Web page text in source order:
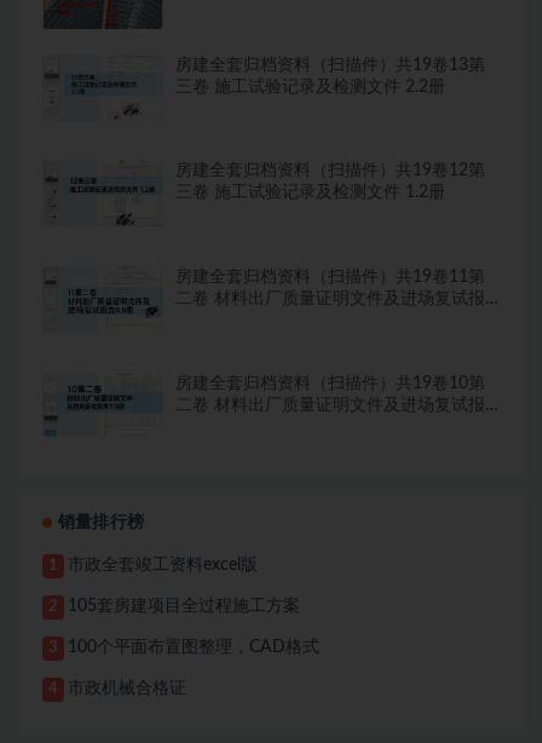
房建全套归档资料（扫描件）共19卷13第
三卷 施工试验记录及检测文件 2.2册
房建全套归档资料（扫描件）共19卷12第
三卷 施工试验记录及检测文件 1.2册
房建全套归档资料（扫描件）共19卷11第
二卷 材料出厂质量证明文件及进场复试报
房建全套归档资料（扫描件）共19卷10第
二卷 材料出厂质量证明文件及进场复试报
销量排行榜
1 市政全套竣工资料excel版
2 105套房建项目全过程施工方案
3 100个平面布置图整理，CAD格式
4 市政机械合格证